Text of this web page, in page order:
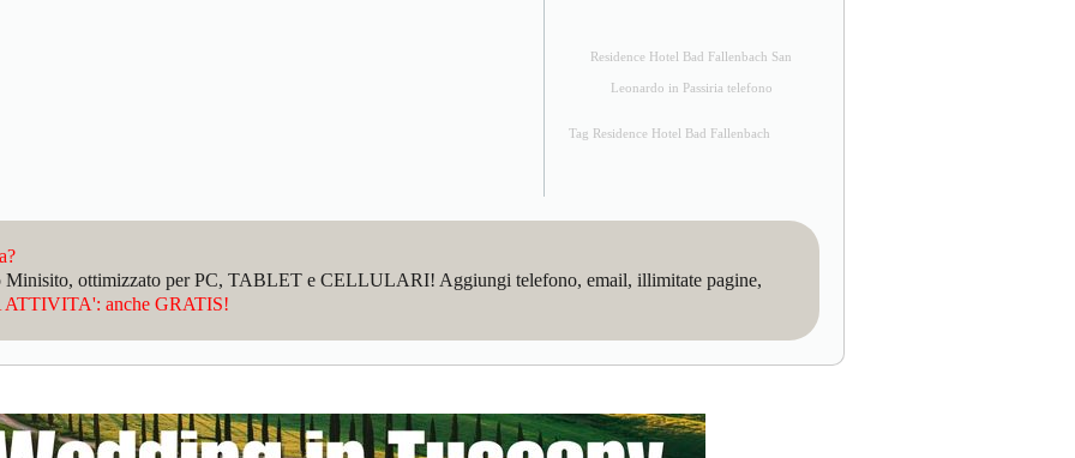
Residence Hotel Bad Fallenbach San
Leonardo in Passiria telefono
Tag Residence Hotel Bad Fallenbach
Minisito, ottimizzato per PC, TABLET e CELLULARI! Aggiungi telefono, email, illimitate pagine,
anche GRATIS!